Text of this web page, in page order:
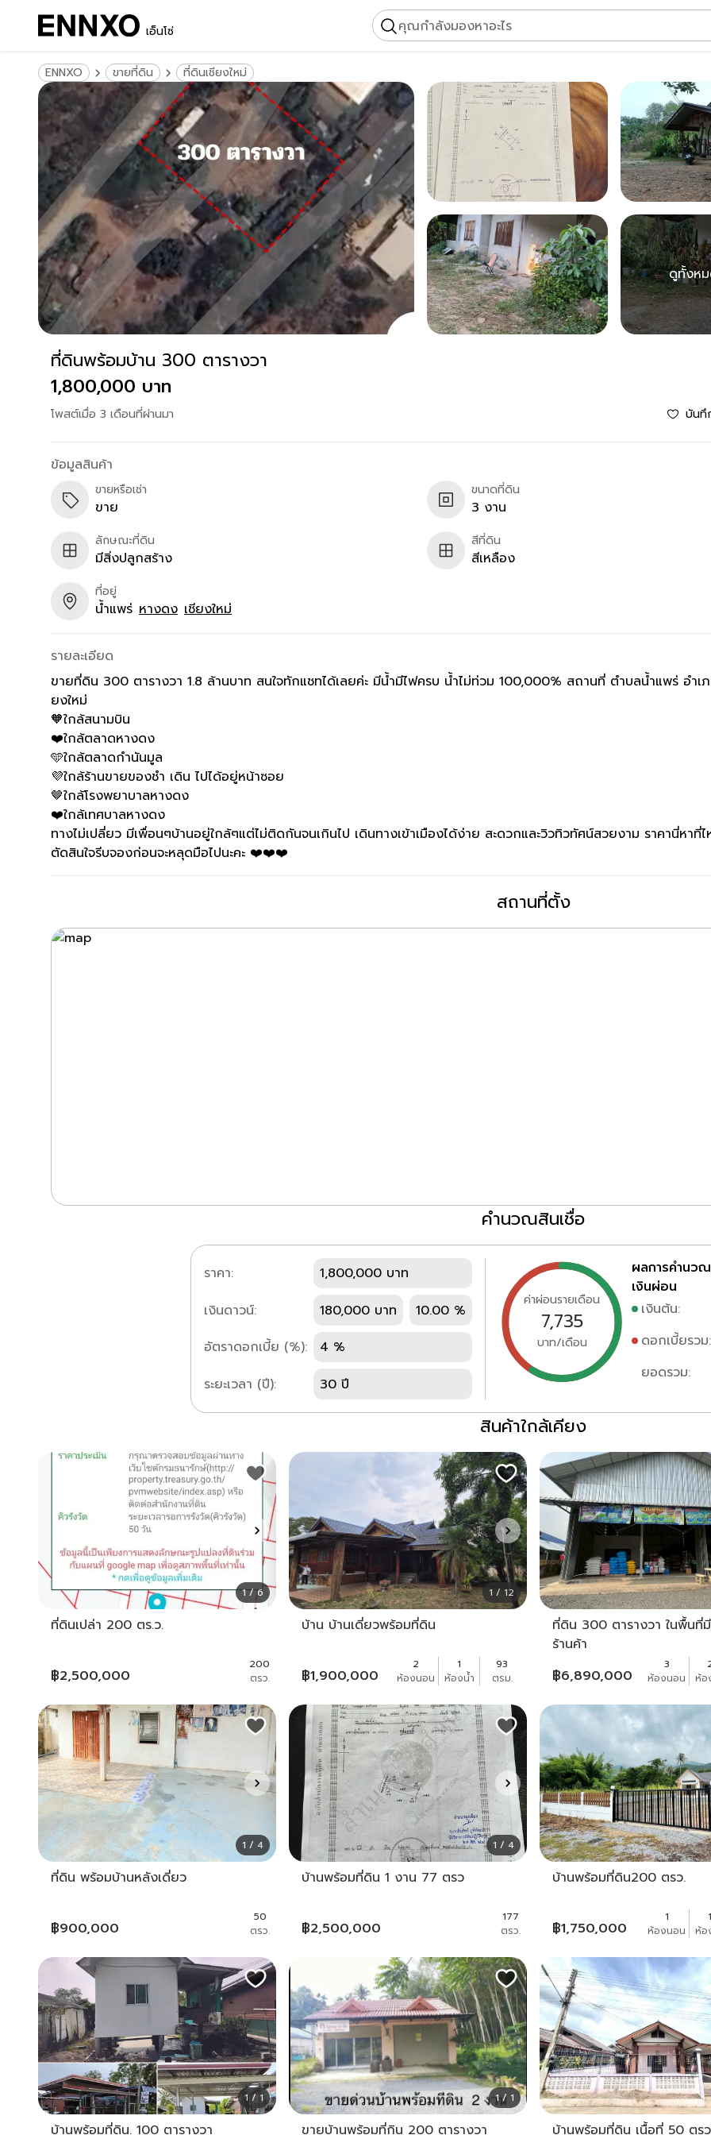
เอ็นโซ่ คุณกำลังมองหาอะไร
ENNXO ขายที่ดิน ที่ดินเชียงใหม่
ดูทั้งห
ที่ดินพร้อมบ้าน 300 ตารางวา
1,800,000 บาท
โพสต์เมื่อ 3 เดือนที่ผ่านมา บันทึ
ข้อมูลสินค้า
ขายหรือเช่า
ขาย
ขนาดที่ดิน
3 งาน
ลักษณะที่ดิน
มีสิ่งปลูกสร้าง
สีที่ดิน
สีเหลือง
ที่อยู่
น้ำแพร่ หางดง เชียงใหม่
รายละเอียด
ขายที่ดิน 300 ตารางวา 1.8 ล้านบาท สนใจทักแชทได้เลยค่ะ มีน้ำมีไฟครบ น้ำไม่ท่วม 100,000% สถานที่ ตำบลน้ำแพร่ อำเ
ยงใหม่
🧡ใกล้สนามบิน
❤️ใกล้ตลาดหางดง
🩵ใกล้ตลาดกำนันมูล
💜ใกล้ร้านขายของชำ เดิน ไปได้อยู่หน้าซอย
🤎ใกล้โรงพยาบาลหางดง
❤️ใกล้เทศบาลหางดง
ทางไม่เปลี่ยว มีเพื่อนๆบ้านอยู่ใกล้ๆแต่ไม่ติดกันจนเกินไป เดินทางเข้าเมืองได้ง่าย สะดวกและวิวทิวทัศน์สวยงาม ราคานี่หาที่ไ
ตัดสินใจรีบจองก่อนจะหลุดมือไปนะคะ ❤️❤️❤️
สถานที่ตั้ง
คำนวณสินเชื่อ
ราคา:
1,800,000 บาท
เงินดาวน์:
180,000 บาท
10.00 %
อัตราดอกเบี้ย (%):
4 %
ระยะเวลา (ปี):
30 ปี
ค่าผ่อนรายเดือน
7,735
บาท/เดือน
ผลการคำนวณ
เงินผ่อน
เงินต้น:
ดอกเบี้ยรวม:
ยอดรวม:
สินค้าใกล้เคียง
1 / 6
ที่ดินเปล่า 200 ตร.ว.
฿2,500,000
200
ตรว.
1 / 12
บ้าน บ้านเดี่ยวพร้อมที่ดิน
฿1,900,000
2
ห้องนอน
1
ห้องน้ำ
93
ตรม.
ที่ดิน 300 ตารางวา ในพื้นที่
ร้านค้า
฿6,890,000
3
ห้องนอน
ห้อ
1 / 4
ที่ดิน พร้อมบ้านหลังเดี่ยว
฿900,000
50
ตรว.
1 / 4
บ้านพร้อมที่ดิน 1 งาน 77 ตรว
฿2,500,000
177
ตรว.
บ้านพร้อมที่ดิน200 ตรว.
฿1,750,000
1
ห้องนอน
1
ห้อ
1 / 1
บ้านพร้อมที่ดิน. 100 ตารางวา
1 / 1
ขายบ้านพร้อมที่กิน 200 ตารางวา บ้านพร้อมที่ดิน เนื้อที่ 50 ตรว